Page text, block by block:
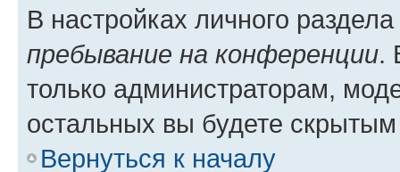
В настройках личного
пребывание на конференции.
только администраторам,
остальных вы будете
Вернуться к началу